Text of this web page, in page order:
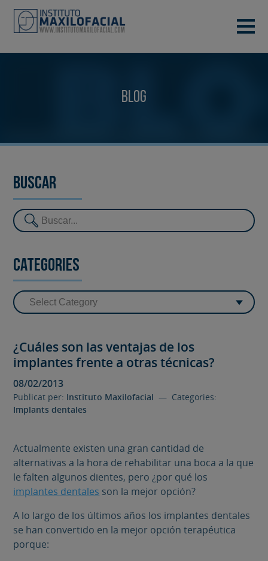
Blog
Buscar
Categories
¿Cuáles son las ventajas de los
implantes frente a otras técnicas?
08/02/2013
Publicat per: Instituto Maxilofacial — Categories:
Implants dentales
Actualmente existen una gran cantidad de
alternativas a la hora de rehabilitar una boca a la que
le falten algunos dientes, pero ¿por qué los
implantes dentales son la mejor opción?
A lo largo de los últimos años los implantes dentales
se han convertido en la mejor opción terapéutica
porque: